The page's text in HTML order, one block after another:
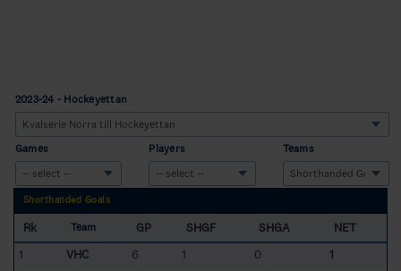
2023-24 - Hockeyettan
Games Players Teams
Shorthanded Goals
Rk Team GP SHGF SHGA
NET
1
VHC 6 1 0
1